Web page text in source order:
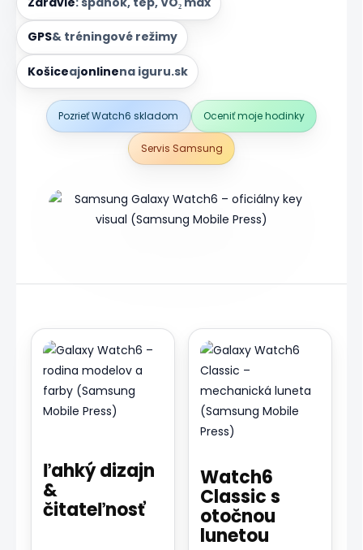
GPS& tréningové režimy
Košiceajonlinena iguru.sk
Pozrieť Watch6 skladom Oceniť moje hodinky
Servis Samsung
ľahký dizajn
&
čitateľnosť
Watch6
Classic s
otočnou
lunetou